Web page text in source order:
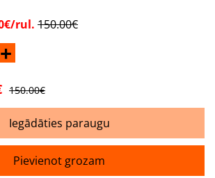
+
rul. 150.00€
150.00€
Iegādāties paraugu
Pievienot grozam